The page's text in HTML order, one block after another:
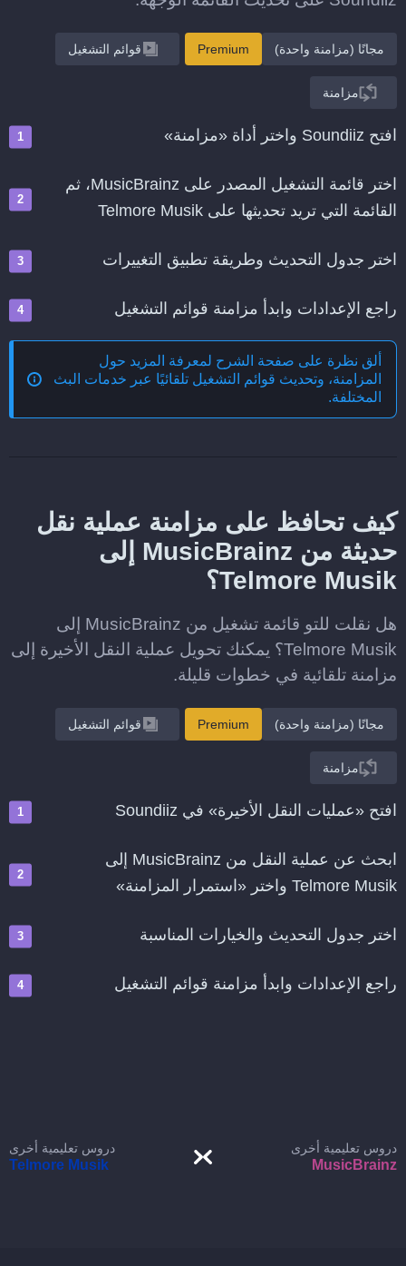
مجانًا (مزامنة واحدة) Premium قوائم التشغيل
مزامنة
افتح Soundiiz واختر أداة «مزامنة»
اختر قائمة التشغيل المصدر على MusicBrainz، ثم
القائمة التي تريد تحديثها على Telmore Musik
اختر جدول التحديث وطريقة تطبيق التغييرات
راجع الإعدادات وابدأ مزامنة قوائم التشغيل
ألق نظرة على صفحة الشرح لمعرفة المزيد حول
المزامنة، وتحديث قوائم التشغيل تلقائيًا عبر خدمات البث
المختلفة.
كيف تحافظ على مزامنة عملية نقل
حديثة من MusicBrainz إلى
Telmore Musik؟
هل نقلت للتو قائمة تشغيل من MusicBrainz إلى
Telmore Musik؟ يمكنك تحويل عملية النقل الأخيرة إلى
مزامنة تلقائية في خطوات قليلة.
مجانًا (مزامنة واحدة) Premium قوائم التشغيل
مزامنة
افتح «عمليات النقل الأخيرة» في Soundiiz
ابحث عن عملية النقل من MusicBrainz إلى
Telmore Musik واختر «استمرار المزامنة»
اختر جدول التحديث والخيارات المناسبة
راجع الإعدادات وابدأ مزامنة قوائم التشغيل
دروس تعليمية أخرى
MusicBrainz
دروس تعليمية أخرى
Telmore Musik